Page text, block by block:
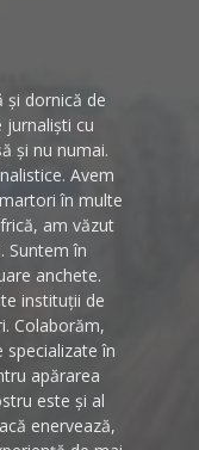
și dornică de
jurnaliști cu
și nu numai.
Avem
în multe
am văzut
Suntem în
anchete.
instituții de
Colaborăm,
specializate în
apărarea
este și al
enervează,